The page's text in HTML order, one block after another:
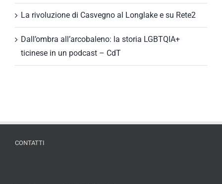
La rivoluzione di Casvegno al Longlake e su Rete2
Dall’ombra all’arcobaleno: la storia LGBTQIA+
ticinese in un podcast – CdT
CONTATTI